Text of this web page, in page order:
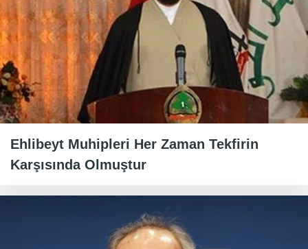
Ehlibeyt Muhipleri Her Zaman Tekfirin
Karşısında Olmuştur